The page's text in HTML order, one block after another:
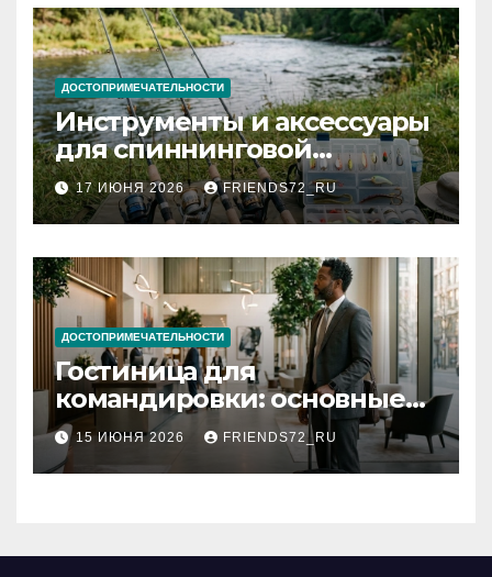
ДОСТОПРИМЕЧАТЕЛЬНОСТИ
Инструменты и аксессуары
для спиннинговой
рыбалки: назначение и
типы
17 ИЮНЯ 2026 FRIENDS72_RU
ДОСТОПРИМЕЧАТЕЛЬНОСТИ
Гостиница для
командировки: основные
критерии выбора
15 ИЮНЯ 2026 FRIENDS72_RU